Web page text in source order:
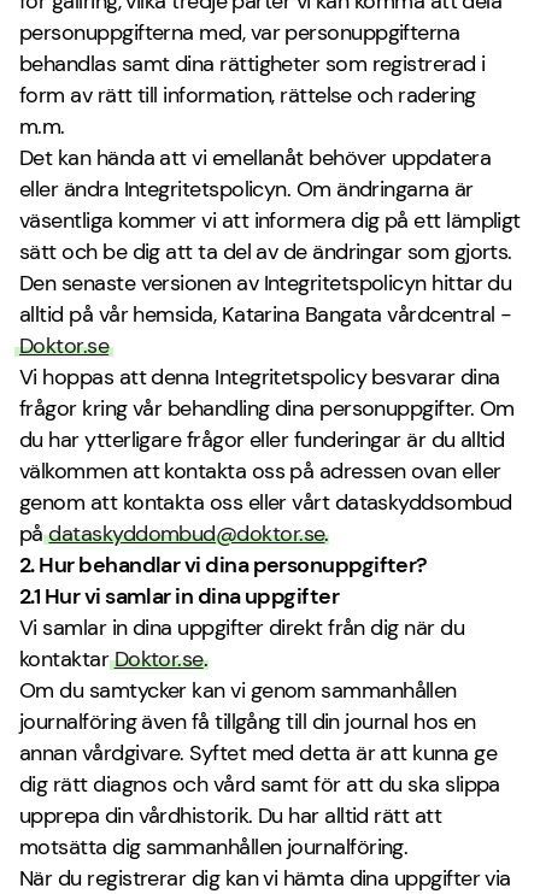
personuppgifterna med, var personuppgifterna
behandlas samt dina rättigheter som registrerad i
form av rätt till information, rättelse och radering
m.m.
Det kan hända att vi emellanåt behöver uppdatera
eller ändra Integritetspolicyn. Om ändringarna är
väsentliga kommer vi att informera dig på ett lämpligt
sätt och be dig att ta del av de ändringar som gjorts.
Den senaste versionen av Integritetspolicyn hittar du
alltid på vår hemsida, Katarina Bangata vårdcentral -
Doktor.se
Vi hoppas att denna Integritetspolicy besvarar dina
frågor kring vår behandling dina personuppgifter. Om
du har ytterligare frågor eller funderingar är du alltid
välkommen att kontakta oss på adressen ovan eller
genom att kontakta oss eller vårt dataskyddsombud
pådataskyddombud@doktor.se.
2. Hur behandlar vi dina personuppgifter?
2.1 Hur vi samlar in dina uppgifter
Vi samlar in dina uppgifter direkt från dig när du
kontaktarDoktor.se.
Om du samtycker kan vi genom sammanhållen
journalföring även få tillgång till din journal hos en
annan vårdgivare. Syftet med detta är att kunna ge
dig rätt diagnos och vård samt för att du ska slippa
upprepa din vårdhistorik. Du har alltid rätt att
motsätta dig sammanhållen journalföring.
När du registrerar dig kan vi hämta dina uppgifter via